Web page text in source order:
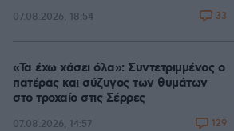
07.08.2026, 18:54 33
«Τα έχω χάσει όλα»: Συντετριμμένος ο
πατέρας και σύζυγος των θυμάτων
στο τροχαίο στις Σέρρες
07.08.2026, 14:57 129